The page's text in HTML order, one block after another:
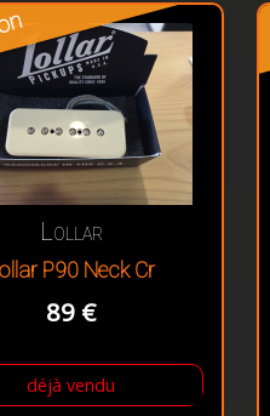
Lollar
P90 Neck Cr
89 €
déjà vendu